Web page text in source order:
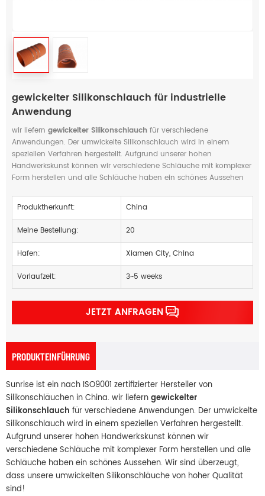
gewickelter Silikonschlauch für industrielle
Anwendung
wir liefern gewickelter Silikonschlauch für verschiedene
Anwendungen. Der umwickelte Silikonschlauch wird in einem
speziellen Verfahren hergestellt. Aufgrund unserer hohen
Handwerkskunst können wir verschiedene Schläuche mit komplexer
Form herstellen und alle Schläuche haben ein schönes Aussehen
Produktherkunft: China
Meine Bestellung: 20
Hafen: Xiamen City, China
Vorlaufzeit: 3~5 weeks
JETZT ANFRAGEN
PRODUKTEINFÜHRUNG
Sunrise ist ein nach ISO9001 zertifizierter Hersteller von
Silikonschläuchen in China. wir lieferngewickelter
Silikonschlauch für verschiedene Anwendungen. Der umwickelte
Silikonschlauch wird in einem speziellen Verfahren hergestellt.
Aufgrund unserer hohen Handwerkskunst können wir
verschiedene Schläuche mit komplexer Form herstellen und alle
Schläuche haben ein schönes Aussehen. Wir sind überzeugt,
dass unsere umwickelten Silikonschläuche von hoher Qualität
sind!